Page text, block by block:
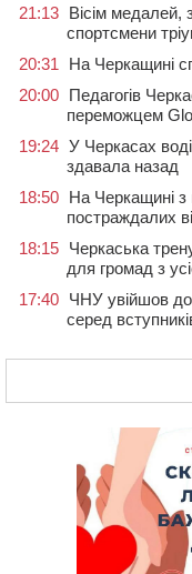
21:13 Вісім медалей,
спортсмени
20:31
На Черкащині
20:00 Педагогів
переможцем
19:24 У Черкасах
здавала назад
18:50 На Черкащині з
постраждалих
18:15 Черкаська
для громад з
17:40 ЧНУ увійшов до
серед
контейнерний
16:32
Без розтину
пацієнтці
У Черкаському
У Київській
фронті
У Черкасах